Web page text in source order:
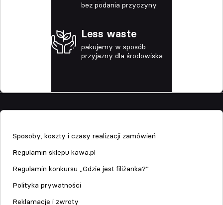
bez podania przyczyny
Less waste
pakujemy w sposób
przyjazny dla środowiska
Sposoby, koszty i czasy realizacji zamówień
Regulamin sklepu kawa.pl
Regulamin konkursu „Gdzie jest filiżanka?”
Polityka prywatności
Reklamacje i zwroty